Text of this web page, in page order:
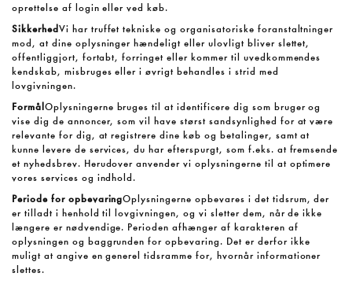
oprettelse af login eller ved køb.
Sikkerhed Vi har truffet tekniske og organisatoriske foranstaltninger
mod, at dine oplysninger hændeligt eller ulovligt bliver slettet,
offentliggjort, fortabt, forringet eller kommer til uvedkommendes
kendskab, misbruges eller i øvrigt behandles i strid med
lovgivningen.
Formål Oplysningerne bruges til at identificere dig som bruger og
vise dig de annoncer, som vil have størst sandsynlighed for at være
relevante for dig, at registrere dine køb og betalinger, samt at
kunne levere de services, du har efterspurgt, som f.eks. at fremsende
et nyhedsbrev. Herudover anvender vi oplysningerne til at optimere
vores services og indhold.
Periode for opbevaringOplysningerne opbevares i det tidsrum, der
er tilladt i henhold til lovgivningen, og vi sletter dem, når de ikke
længere er nødvendige. Perioden afhænger af karakteren af
oplysningen og baggrunden for opbevaring. Det er derfor ikke
muligt at angive en generel tidsramme for, hvornår informationer
slettes.